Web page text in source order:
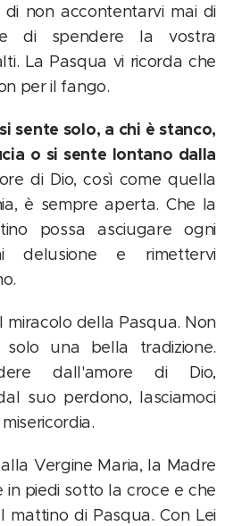
non accontentarvi mai di
di spendere la vostra
La Pasqua vi ricorda che
per il fango.
sente solo, a chi è stanco,
o si sente lontano dalla
di Dio, così come quella
è sempre aperta. Che la
possa asciugare ogni
delusione e rimettervi
miracolo della Pasqua. Non
solo una bella tradizione.
dall'amore di Dio,
suo perdono, lasciamoci
Vergine Maria, la Madre
piedi sotto la croce e che
mattino di Pasqua. Con Lei